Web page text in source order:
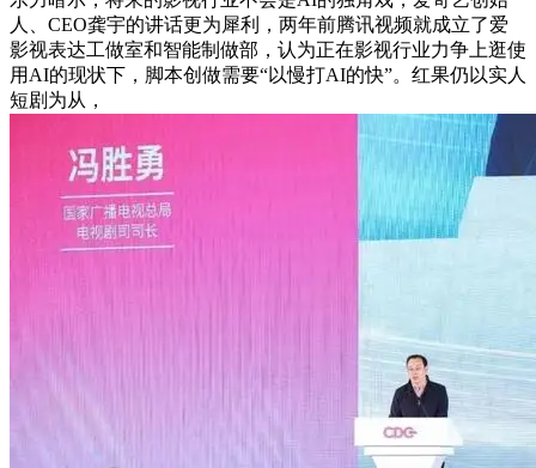
人、CEO龚宇的讲话更为犀利，两年前腾讯视频就成立了爱
影视表达工做室和智能制做部，认为正在影视行业力争上逛使
用AI的现状下，脚本创做需要“以慢打AI的快”。红果仍以实人
短剧为从，